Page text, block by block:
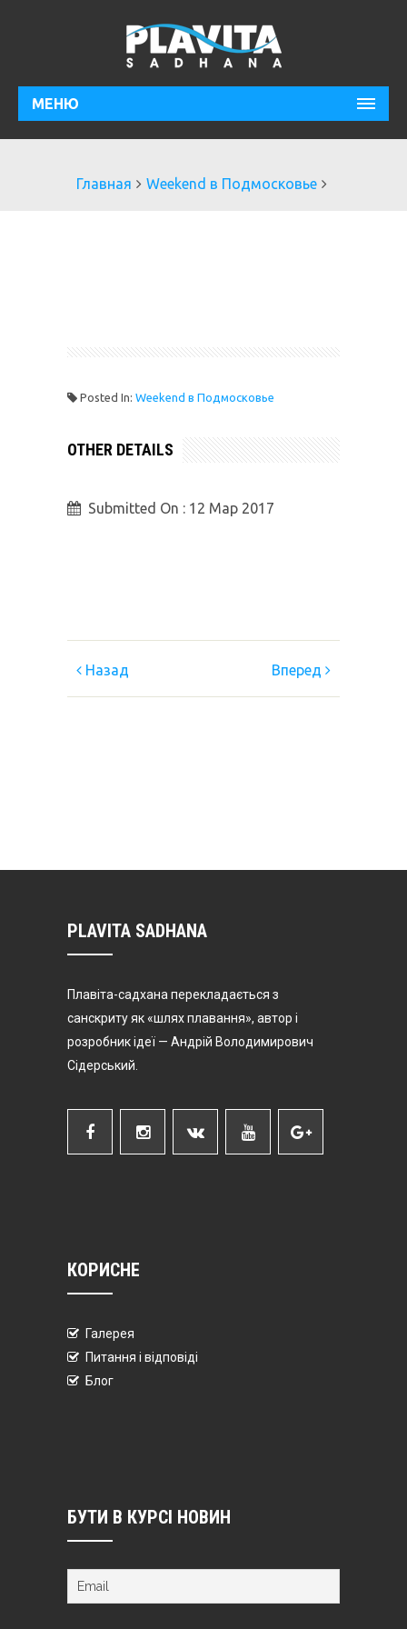
МЕНЮ
Главная Weekend в Подмосковье
Posted In: Weekend в Подмосковье
OTHER DETAILS
Submitted On : 12 Мар 2017
Назад Вперед
PLAVITA SADHANA
Плавіта-садхана перекладається з
санскриту як «шлях плавання», автор і
розробник ідеї — Андрій Володимирович
Сідерський.
КОРИСНЕ
Галерея
Питання і відповіді
Блог
БУТИ В КУРСІ НОВИН